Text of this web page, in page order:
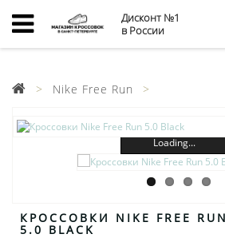
Дисконт №1
в России
Nike Free Run
Loading...
КРОССОВКИ NIKE FREE RUN
5.0 BLACK